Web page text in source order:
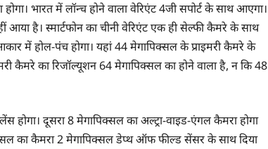
भारत में लॉन्च होने वाला वेरिएंट 4जी सपोर्ट के साथ आएगा।
आया है। स्मार्टफोन का चीनी वेरिएंट एक ही सेल्फी कैमरे के साथ
में होल-पंच होगा। यहां 44 मेगापिक्सल के प्राइमरी कैमरे के
कैमरे का रिजॉल्यूशन 64 मेगापिक्सल का होने वाला है, न कि 48
दूसरा 8 मेगापिक्सल का अल्ट्रा-वाइड-एंगल कैमरा होगा
का कैमरा 2 मेगापिक्सल डेप्थ ऑफ फील्ड सेंसर के साथ दिया